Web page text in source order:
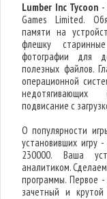
Lumber Inc Tycoon -
Games Limited.
памяти на
флешку
фотографии для
полезных файлов.
операционной
недотягивающих
подвисание с
О популярности
установивших игру
230000. Ваша
аналитиком.
программы. Первое
зачетный и